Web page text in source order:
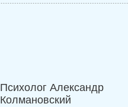
Психолог Александр
Колмановский